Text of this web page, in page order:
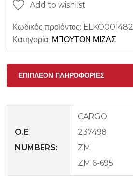
Add to wishlist
Κωδικός προϊόντος: ELKO001482
Κατηγορία: ΜΠΟΥΤΟΝ ΜΙΖΑΣ
ΕΠΙΠΛΈΟΝ ΠΛΗΡΟΦΟΡΊΕΣ
O.E
NUMBERS:
CARGO
237498
ZM
ZM 6-695